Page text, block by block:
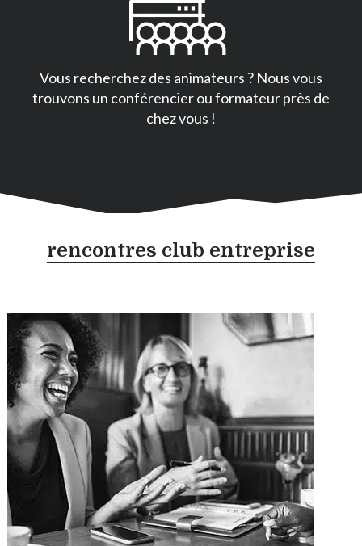
Vous recherchez des animateurs ? Nous vous
trouvons un conférencier ou formateur près de
chez vous !
rencontres club entreprise